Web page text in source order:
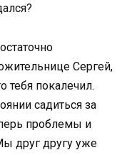
Сергей,
тебя покалечил.
садиться за
проблемы и
друг другу уже